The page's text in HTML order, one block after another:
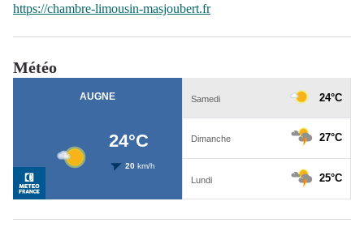
https://chambre-limousin-masjoubert.fr
Météo